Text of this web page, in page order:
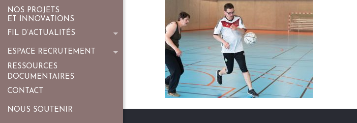
NOS PROJETS
ET INNOVATIONS
FIL D’ACTUALITÉS
ESPACE RECRUTEMENT
RESSOURCES
DOCUMENTAIRES
CONTACT
NOUS SOUTENIR